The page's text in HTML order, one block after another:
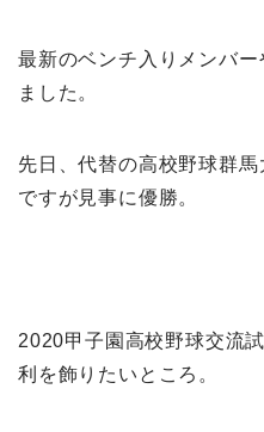
最新のベンチ入りメンバ
ました。
先日、代替の高校野球群
ですが見事に優勝。
2020甲子園高校野球交流
利を飾りたいところ。